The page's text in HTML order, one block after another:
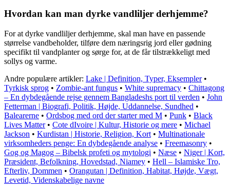
Hvordan kan man dyrke vandliljer derhjemme?
For at dyrke vandliljer derhjemme, skal man have en passende
størrelse vandbeholder, tilføre dem næringsrig jord eller gødning
specifikt til vandplanter og sørge for, at de får tilstrækkeligt med
sollys og varme.
Andre populære artikler: Lake | Definition, Typer, Eksempler•
Tyrkisk sprog • Zombie-ant fungus • White supremacy • Chittagong
– En dybdegående rejse gennem Bangladeshs port til verden • John
Fetterman | Biografi, Politik, Højde, Uddannelse, Sundhed •
Balearerne • Ordsbog med ord der starter med M • Punk • Black
Lives Matter• Cote dIvoire | Kultur, Historie og mere • Michael
Jackson • Kurdistan | Historie, Religion, Kort • Multinationale
virksomheders penge: En dybdegående analyse • Freemasonry •
Gog og Magog – Bibelsk profeti og mytologi • Næse • Niger | Kort,
Præsident, Befolkning, Hovedstad, Niamey • Hell – Islamiske Tro,
Efterliv, Dommen • Orangutan | Definition, Habitat, Højde, Vægt,
Levetid, Videnskabelige navne